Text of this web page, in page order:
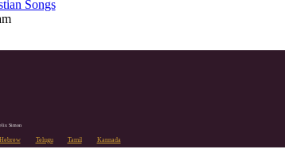
Songs
Simon
Hebrew Telugu Tamil Kannada